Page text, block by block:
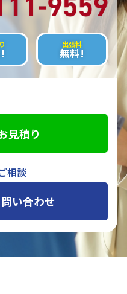
出張料
無料!
見積り
相談
い合わせ